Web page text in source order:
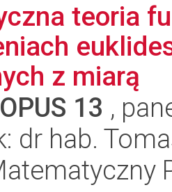
teoria
z miarą
OPUS 13 ,
dr hab.